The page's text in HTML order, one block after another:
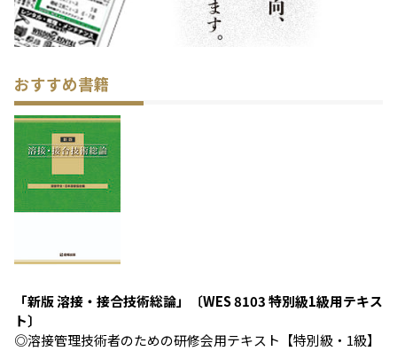
おすすめ書籍
「新版 溶接・接合技術総論」〔WES 8103 特別級1級用テキス
ト〕
◎溶接管理技術者のための研修会用テキスト【特別級・1級】